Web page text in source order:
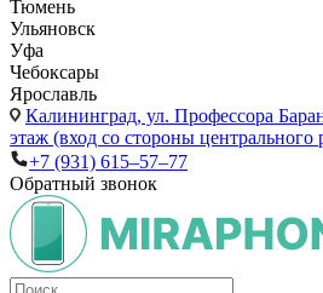
Тюмень
Ульяновск
Уфа
Чебоксары
Ярославль
Калининград, ул. Профессора
этаж (вход со стороны центрального
+7 (931) 615‒57‒77
Обратный звонок